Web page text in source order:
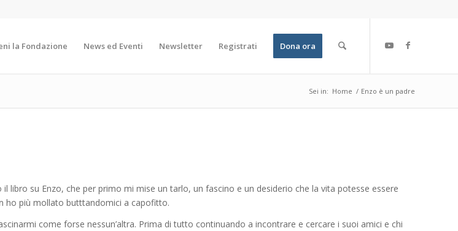
la Fondazione News ed Eventi Newsletter Registrati Dona ora
Sei in: Home / Enzo è un padre
su Enzo, che per primo mi mise un tarlo, un fascino e un desiderio che la vita potesse essere
ho più mollato butttandomici a capofitto.
come forse nessun’altra. Prima di tutto continuando a incontrare e cercare i suoi amici e chi